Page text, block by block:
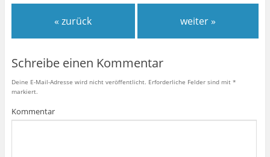
« zurück weiter »
Schreibe einen Kommentar
Deine E-Mail-Adresse wird nicht veröffentlicht. Erforderliche Felder sind mit *
markiert.
Kommentar